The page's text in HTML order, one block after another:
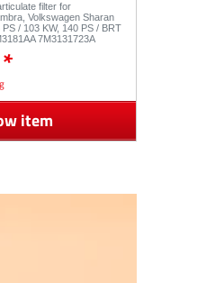
filter for
Volkswagen Sharan
/ 103 KW, 140 PS / BRT
7M3131723A
item